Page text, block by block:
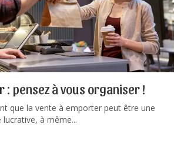
: pensez à vous organiser !
que la vente à emporter peut être une
à même...